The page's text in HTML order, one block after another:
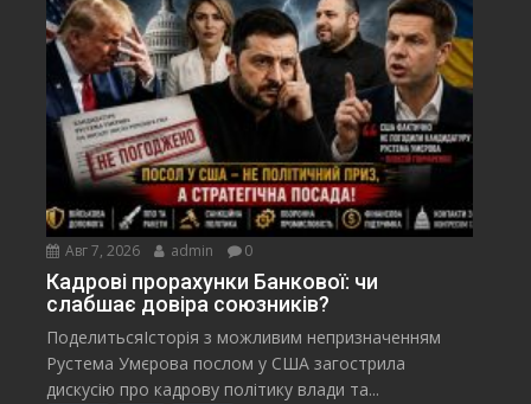
Авг 7, 2026 admin 0
Кадрові прорахунки Банкової: чи
слабшає довіра союзників?
ПоделитьсяІсторія з можливим непризначенням
Рустема Умєрова послом у США загострила
дискусію про кадрову політику влади та...